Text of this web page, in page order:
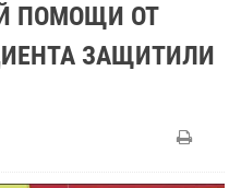
ПОМОЩИ ОТ
ЗАЩИТИЛИ